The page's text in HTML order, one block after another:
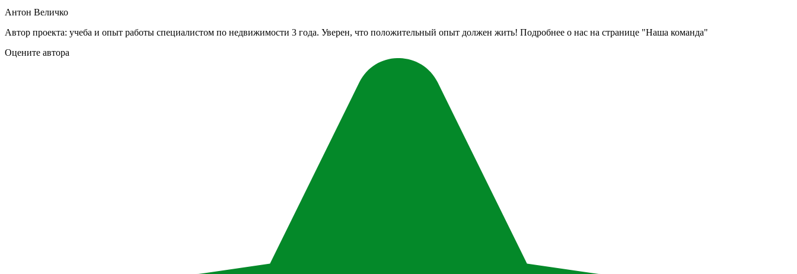
Антон Величко
Автор проекта: учеба и опыт работы специалистом по недвижимости 3 года. Уверен, что положительный опыт должен жить! Подробнее о нас на странице "Наша команда"
Оцените автора